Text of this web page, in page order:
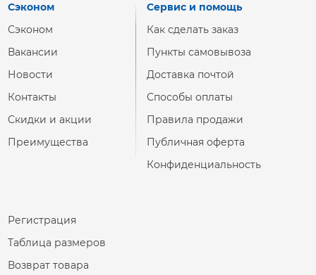
Сэконом
Сэконом
Вакансии
Новости
Контакты
Скидки и акции
Преимущества
Сервис и помощь
Как сделать заказ
Пункты самовывоза
Доставка почтой
Способы оплаты
Правила продажи
Публичная оферта
Конфиденциальность
Регистрация
Таблица размеров
Возврат товара